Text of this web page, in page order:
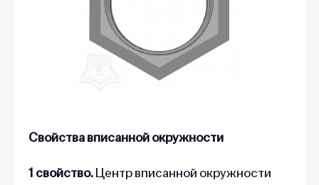
Свойства вписанной окружности
1 свойство.Центр вписанной окружности